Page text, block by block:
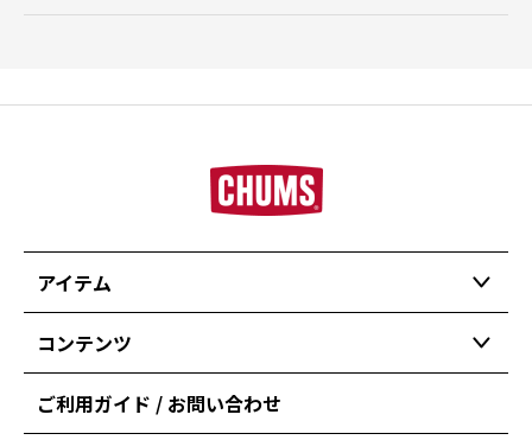
アイテム
コンテンツ
ご利用ガイド / お問い合わせ